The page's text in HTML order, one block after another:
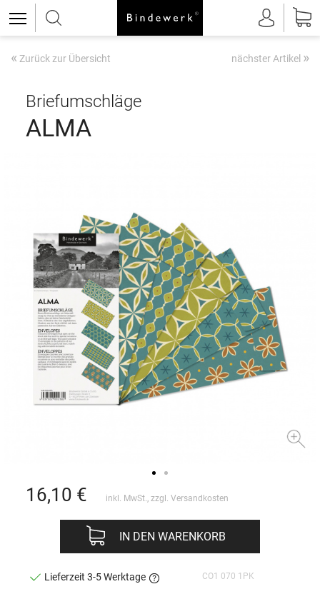
« Zurück zur Übersicht nächster Artikel »
Briefumschläge
ALMA
16,10 € inkl. MwSt., zzgl. Versandkosten
IN DEN WARENKORB
Lieferzeit 3-5 Werktage CO1 070 1PK